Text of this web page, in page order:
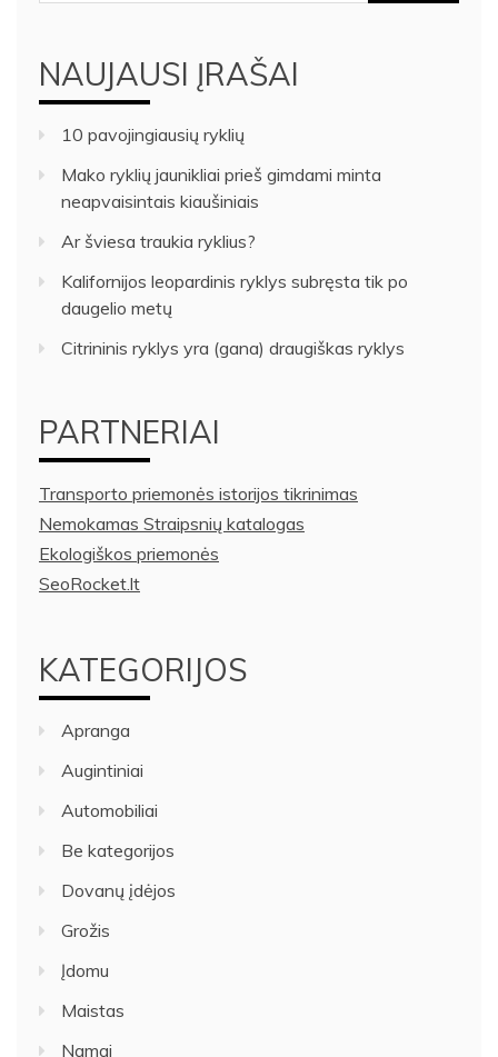
NAUJAUSI ĮRAŠAI
10 pavojingiausių ryklių
Mako ryklių jaunikliai prieš gimdami minta
neapvaisintais kiaušiniais
Ar šviesa traukia ryklius?
Kalifornijos leopardinis ryklys subręsta tik po
daugelio metų
Citrininis ryklys yra (gana) draugiškas ryklys
PARTNERIAI
Transporto priemonės istorijos tikrinimas
Nemokamas Straipsnių katalogas
Ekologiškos priemonės
SeoRocket.lt
KATEGORIJOS
Apranga
Augintiniai
Automobiliai
Be kategorijos
Dovanų įdėjos
Grožis
Įdomu
Maistas
Namai